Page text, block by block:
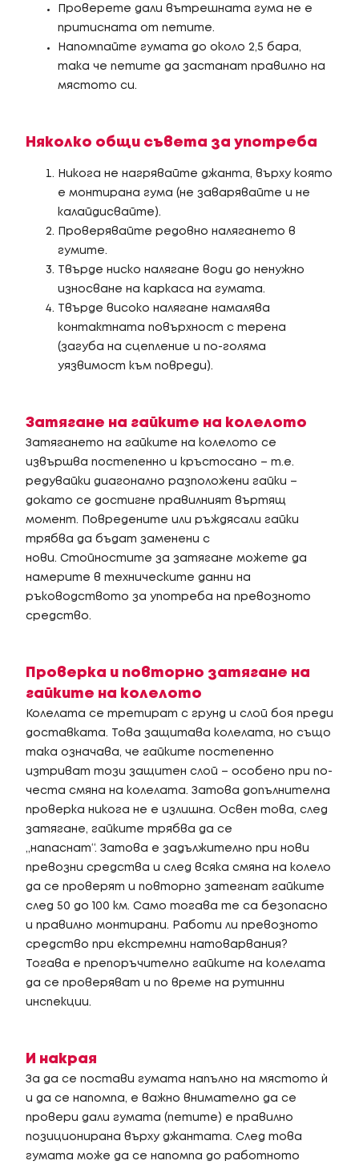
Проверете дали вътрешната гума не е
притисната от петите.
Напомпайте гумата до около 2,5 бара,
така че петите да застанат правилно на
мястото си.
Няколко общи съвета за употреба
Никога не нагрявайте джанта, върху която
е монтирана гума (не заварявайте и не
калайдисвайте).
Проверявайте редовно налягането в
гумите.
Твърде ниско налягане води до ненужно
износване на каркаса на гумата.
Твърде високо налягане намалява
контактната повърхност с терена
(загуба на сцепление и по-голяма
уязвимост към повреди).
Затягане на гайките на колелото
Затягането на гайките на колелото се
извършва постепенно и кръстосано – т.е.
редувайки диагонално разположени гайки –
докато се достигне правилният въртящ
момент. Повредените или ръждясали гайки
трябва да бъдат заменени с
нови. Стойностите за затягане можете да
намерите в техническите данни на
ръководството за употреба на превозното
средство.
Проверка и повторно затягане на
гайките на колелото
Колелата се третират с грунд и слой боя преди
доставката. Това защитава колелата, но също
така означава, че гайките постепенно
изтриват този защитен слой – особено при по-
честа смяна на колелата. Затова допълнителна
проверка никога не е излишна. Освен това, след
затягане, гайките трябва да се
„напаснат“. Затова е задължително при нови
превозни средства и след всяка смяна на колело
да се проверят и повторно затегнат гайките
след 50 до 100 км. Само тогава те са безопасно
и правилно монтирани. Работи ли превозното
средство при екстремни натоварвания?
Тогава е препоръчително гайките на колелата
да се проверяват и по време на рутинни
инспекции.
И накрая
За да се постави гумата напълно на мястото ѝ
и да се напомпа, е важно внимателно да се
провери дали гумата (петите) е правилно
позиционирана върху джантата. След това
гумата може да се напомпа до работното